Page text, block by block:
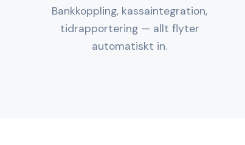
Bankkoppling, kassaintegration,
tidrapportering — allt flyter
automatiskt in.